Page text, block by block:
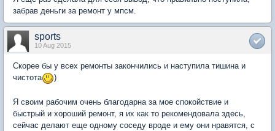
забрав деньги за ремонт у мпсм.
sports
10 Aug 2015
Скорее бы у всех ремонты закончились и наступила тишина и
чистота
)
Я своим рабочим очень благодарна за мое спокойствие и
быстрый и хороший ремонт, я их как то рекомендовала здесь,
сейчас делают еще одному соседу вроде и ему они нравятся, с